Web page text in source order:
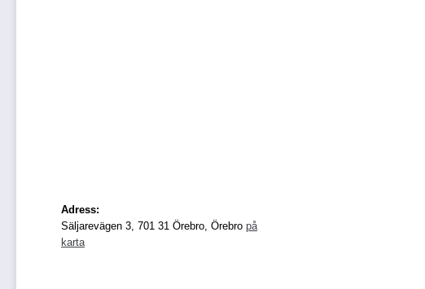
Adress:
Säljarevägen 3, 701 31 Örebro, Örebro på
karta